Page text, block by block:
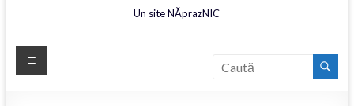
Un site NĂprazNIC